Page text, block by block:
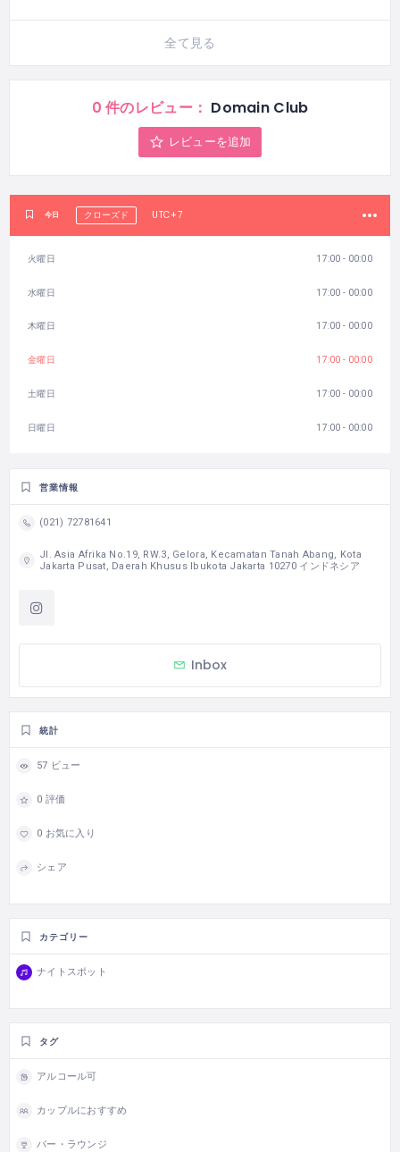
全て見る
0 件のレビュー： Domain Club
レビューを追加
今日 クローズド UTC+7
火曜日 17:00 - 00:00
水曜日 17:00 - 00:00
木曜日 17:00 - 00:00
金曜日 17:00 - 00:00
土曜日 17:00 - 00:00
日曜日 17:00 - 00:00
営業情報
(021) 72781641
Jl. Asia Afrika No.19, RW.3, Gelora, Kecamatan Tanah Abang, Kota
Jakarta Pusat, Daerah Khusus Ibukota Jakarta 10270 インドネシア
Inbox
統計
57 ビュー
0 評価
0 お気に入り
シェア
カテゴリー
ナイトスポット
タグ
アルコール可
カップルにおすすめ
バー・ラウンジ